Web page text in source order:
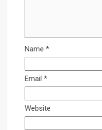
Name *
Email *
Website